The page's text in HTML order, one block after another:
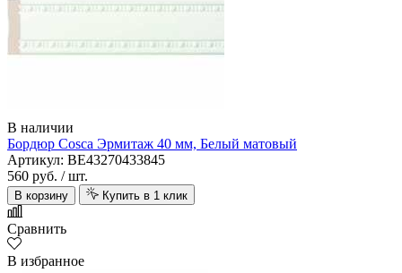
В наличии
Бордюр Cosca Эрмитаж 40 мм, Белый матовый
Артикул: BE43270433845
560 руб. / шт.
В корзину Купить в 1 клик
Сравнить
В избранное